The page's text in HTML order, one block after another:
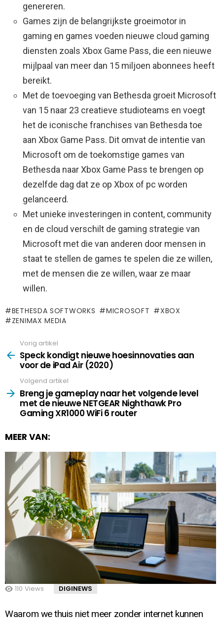
genereren.
Games zijn de belangrijkste groeimotor in
gaming en games voeden nieuwe cloud gaming
diensten zoals Xbox Game Pass, die een nieuwe
mijlpaal van meer dan 15 miljoen abonnees heeft
bereikt.
Met de toevoeging van Bethesda groeit Microsoft
van 15 naar 23 creatieve studioteams en voegt
het de iconische franchises van Bethesda toe
aan Xbox Game Pass. Dit omvat de intentie van
Microsoft om de toekomstige games van
Bethesda naar Xbox Game Pass te brengen op
dezelfde dag dat ze op Xbox of pc worden
gelanceerd.
Met unieke investeringen in content, community
en de cloud verschilt de gaming strategie van
Microsoft met die van anderen door mensen in
staat te stellen de games te spelen die ze willen,
met de mensen die ze willen, waar ze maar
willen.
BETHESDA SOFTWORKS MICROSOFT
XBOX
ZENIMAX MEDIA
more
Vorig artikel
Speck kondigt nieuwe hoesinnovaties aan
voor de iPad Air (2020)
Volgend artikel
Breng je gameplay naar het volgende level
met de nieuwe NETGEAR Nighthawk Pro
Gaming XR1000 WiFi 6 router
MEER VAN:
110 Views DIGINEWS
Waarom we thuis niet meer zonder internet kunnen